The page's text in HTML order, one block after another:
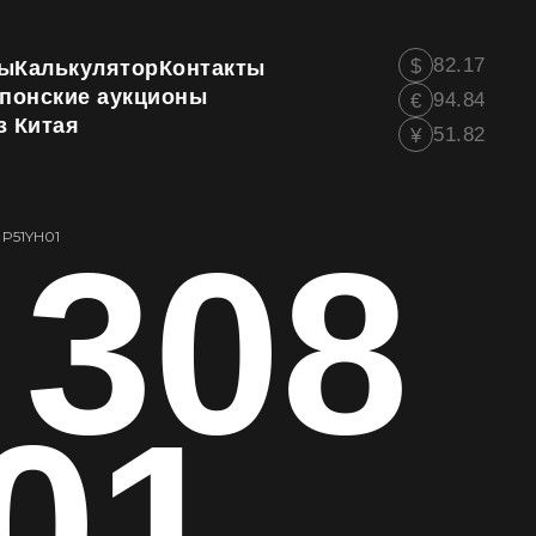
КалькуляторКонтакты
аукционы
Китая
$ 82.17
€ 94.84
¥ 51.82
P51YH01